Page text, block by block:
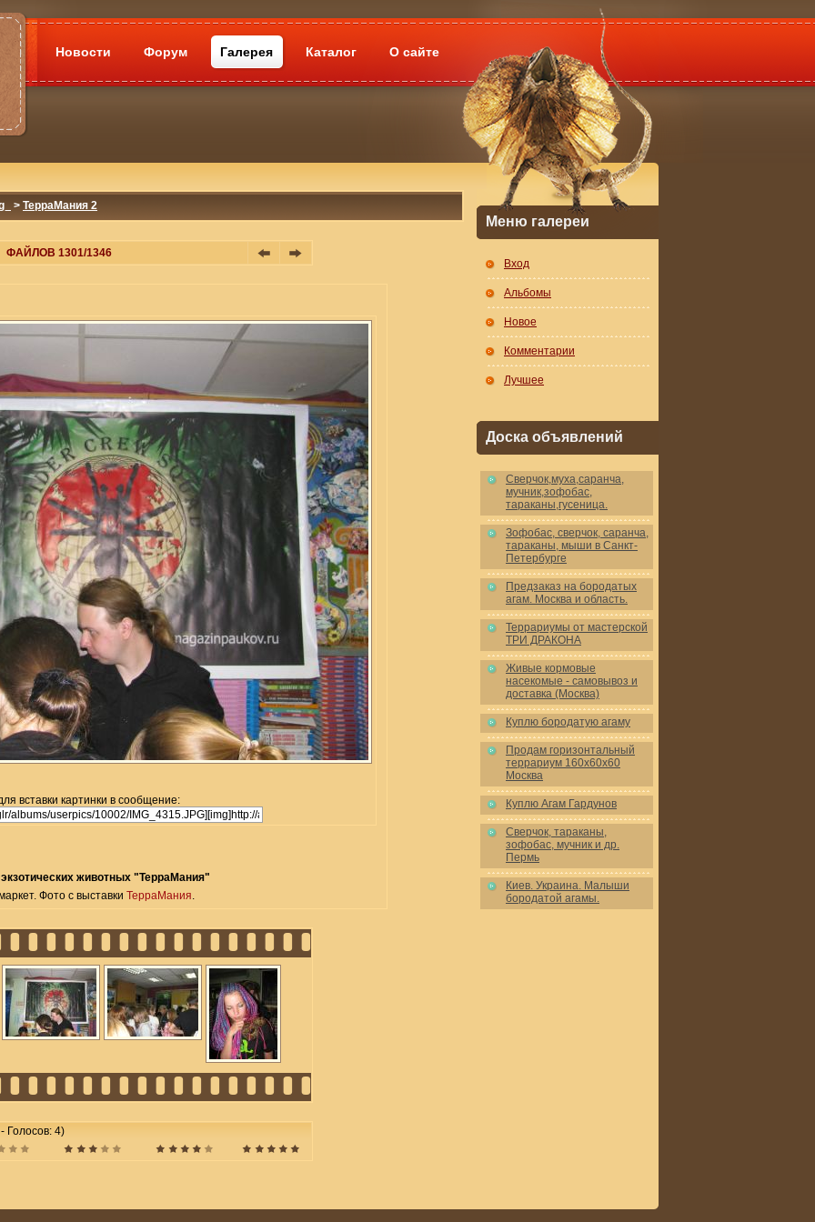
Новости Форум Галерея Каталог О сайте
> ТерраМания 2
ФАЙЛОВ 1301/1346
вставки картинки в сообщение:
животных "ТерраМания"
Фото с выставки ТерраМания.
Голосов: 4)
Меню галереи
Вход
Альбомы
Новое
Комментарии
Лучшее
Доска объявлений
Cверчок,муха,саранча,
мучник,зофобас,
тараканы,гусеница.
Зофобас, сверчок, саранча,
тараканы, мыши в Санкт-
Петербурге
Предзаказ на бородатых
агам. Москва и область.
Террариумы от мастерской
ТРИ ДРАКОНА
Живые кормовые
насекомые - самовывоз и
доставка (Москва)
Куплю бородатую агаму
Продам горизонтальный
террариум 160x60x60
Москва
Куплю Агам Гардунов
Сверчок, тараканы,
зофобас, мучник и др.
Пермь
Киев. Украина. Малыши
бородатой агамы.